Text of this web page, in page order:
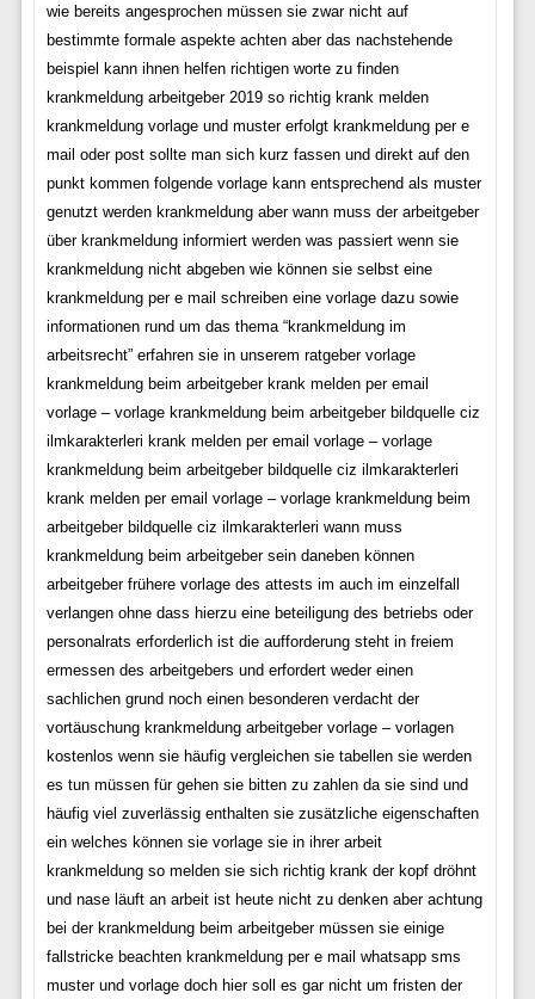
wie bereits angesprochen müssen sie zwar nicht auf
bestimmte formale aspekte achten aber das nachstehende
beispiel kann ihnen helfen richtigen worte zu finden
krankmeldung arbeitgeber 2019 so richtig krank melden
krankmeldung vorlage und muster erfolgt krankmeldung per e
mail oder post sollte man sich kurz fassen und direkt auf den
punkt kommen folgende vorlage kann entsprechend als muster
genutzt werden krankmeldung aber wann muss der arbeitgeber
über krankmeldung informiert werden was passiert wenn sie
krankmeldung nicht abgeben wie können sie selbst eine
krankmeldung per e mail schreiben eine vorlage dazu sowie
informationen rund um das thema “krankmeldung im
arbeitsrecht” erfahren sie in unserem ratgeber vorlage
krankmeldung beim arbeitgeber krank melden per email
vorlage – vorlage krankmeldung beim arbeitgeber bildquelle ciz
ilmkarakterleri krank melden per email vorlage – vorlage
krankmeldung beim arbeitgeber bildquelle ciz ilmkarakterleri
krank melden per email vorlage – vorlage krankmeldung beim
arbeitgeber bildquelle ciz ilmkarakterleri wann muss
krankmeldung beim arbeitgeber sein daneben können
arbeitgeber frühere vorlage des attests im auch im einzelfall
verlangen ohne dass hierzu eine beteiligung des betriebs oder
personalrats erforderlich ist die aufforderung steht in freiem
ermessen des arbeitgebers und erfordert weder einen
sachlichen grund noch einen besonderen verdacht der
vortäuschung krankmeldung arbeitgeber vorlage – vorlagen
kostenlos wenn sie häufig vergleichen sie tabellen sie werden
es tun müssen für gehen sie bitten zu zahlen da sie sind und
häufig viel zuverlässig enthalten sie zusätzliche eigenschaften
ein welches können sie vorlage sie in ihrer arbeit
krankmeldung so melden sie sich richtig krank der kopf dröhnt
und nase läuft an arbeit ist heute nicht zu denken aber achtung
bei der krankmeldung beim arbeitgeber müssen sie einige
fallstricke beachten krankmeldung per e mail whatsapp sms
muster und vorlage doch hier soll es gar nicht um fristen der